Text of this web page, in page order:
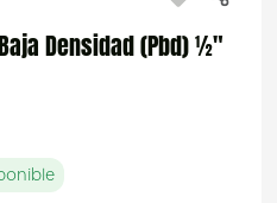
Densidad (Pbd) ½"